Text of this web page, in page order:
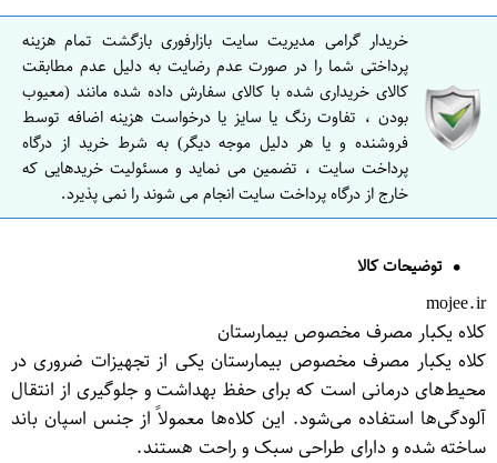
خریدار گرامی مدیریت سایت بازارفوری بازگشت تمام هزینه
پرداختی شما را در صورت عدم رضایت به دلیل عدم مطابقت
کالای خریداری شده با کالای سفارش داده شده مانند (معیوب
بودن ، تفاوت رنگ یا سایز یا درخواست هزینه اضافه توسط
فروشنده و یا هر دلیل موجه دیگر) به شرط خرید از درگاه
پرداخت سایت ، تضمین می نماید و مسئولیت خریدهایی که
خارج از درگاه پرداخت سایت انجام می شوند را نمی پذیرد.
توضیحات کالا
mojee.ir
کلاه یکبار مصرف مخصوص بیمارستان
کلاه یکبار مصرف مخصوص بیمارستان یکی از تجهیزات ضروری در
محیط‌های درمانی است که برای حفظ بهداشت و جلوگیری از انتقال
آلودگی‌ها استفاده می‌شود. این کلاه‌ها معمولاً از جنس اسپان باند
ساخته شده و دارای طراحی سبک و راحت هستند.